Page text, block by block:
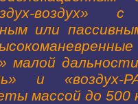
воздух» с
или
малой
и
массой до 500